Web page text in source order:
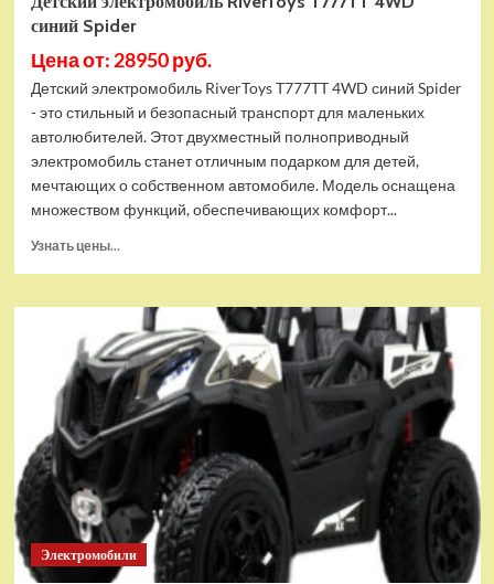
синий Spider
Цена от: 28950 руб.
Детский электромобиль RiverToys T777TT 4WD синий Spider
- это стильный и безопасный транспорт для маленьких
автолюбителей. Этот двухместный полноприводный
электромобиль станет отличным подарком для детей,
мечтающих о собственном автомобиле. Модель оснащена
множеством функций, обеспечивающих комфорт...
Узнать цены...
Детский
электромобиль
RiverToys
T777TT
4WD
синий
Spider
Электромобили